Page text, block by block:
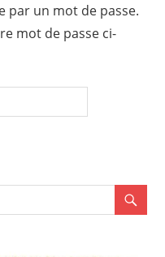
par un mot de passe.
mot de passe ci-